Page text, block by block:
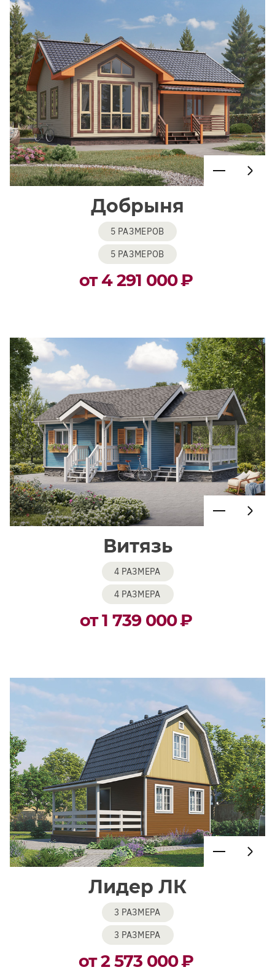
Добрыня
5 РАЗМЕРОВ
5 РАЗМЕРОВ
от 4 291 000₽
Витязь
4 РАЗМЕРА
4 РАЗМЕРА
от 1 739 000₽
Лидер ЛК
3 РАЗМЕРА
3 РАЗМЕРА
от 2 573 000₽